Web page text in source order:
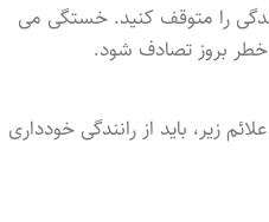
را متوقف کنید. خستگی می
خطر بروز تصادف شود.
زیر، باید از رانندگی خودداری